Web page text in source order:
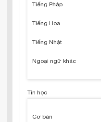
Tiếng Pháp
Tiếng Hoa
Tiếng Nhật
Ngoại ngữ khác
Tin học
Cơ bản